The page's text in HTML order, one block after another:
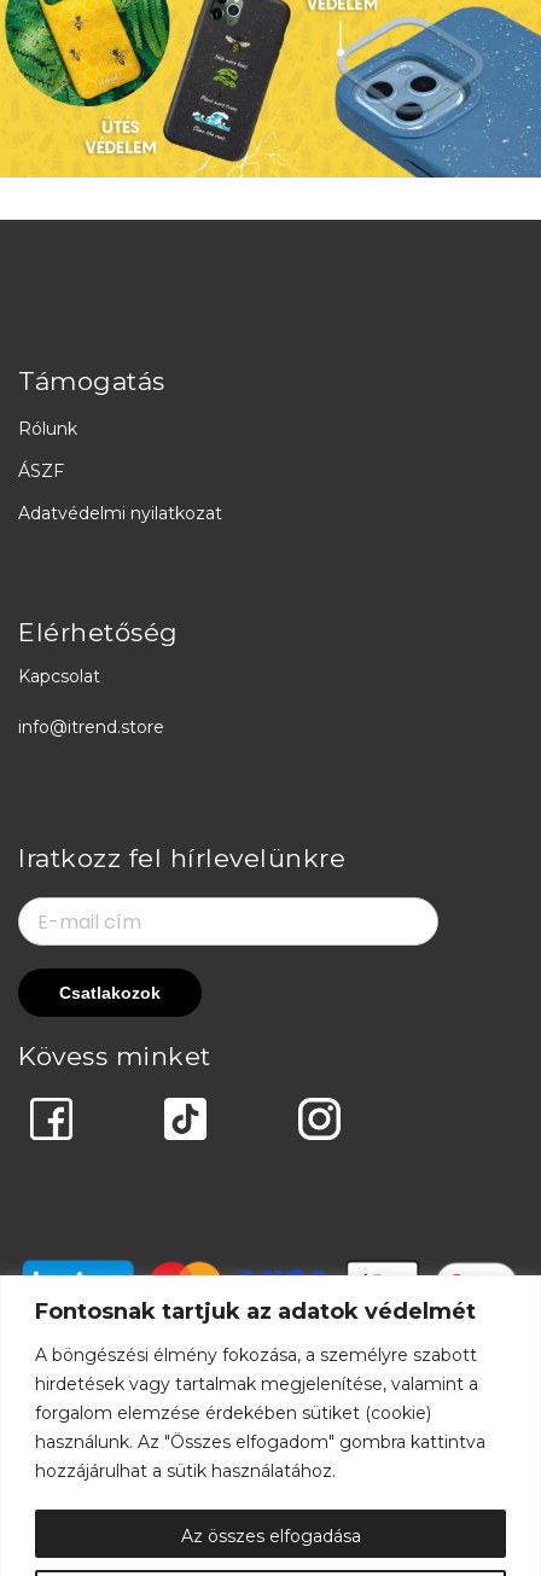
Fontosnak tartjuk az adatok védelmét
A böngészési élmény fokozása, a személyre szabott
hirdetések vagy tartalmak megjelenítése, valamint a
forgalom elemzése érdekében sütiket (cookie)
használunk. Az "Összes elfogadom" gombra kattintva
hozzájárulhat a sütik használatához.
Az összes elfogadása
Támogatás
Rólunk
ÁSZF
Adatvédelmi nyilatkozat
Elérhetőség
Kapcsolat
info@itrend.store
Iratkozz fel hírlevelünkre
Kövess minket